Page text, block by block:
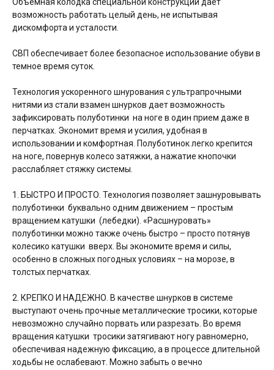
возможность работать целый день, не испытывая
дискомфорта и усталости.
СВП обеспечивает более безопасное использование обуви в
темное время суток.
Технология ускоренного шнурования с ультрапрочными
нитями из стали взамен шнурков дает возможность
зафиксировать полуботинки на ноге в один прием даже в
перчатках. Экономит время и усилия, удобная в
использовании и комфортная. Полуботинок легко крепится
на ноге, повернув колесо затяжки, а нажатие кнопочки
расслабляет стяжку системы.
1. БЫСТРО И ПРОСТО. Технология позволяет зашнуровывать
полуботинки буквально одним движением – простым
вращением катушки (лебедки). «Расшнуровать»
полуботинки можно также очень быстро – просто потянув
колесико катушки вверх. Вы экономите время и силы,
особенно в сложных погодных условиях – на морозе, в
толстых перчатках.
2. КРЕПКО И НАДЕЖНО. В качестве шнурков в системе
выступают очень прочные металлические тросики, которые
невозможно случайно порвать или разрезать. Во время
вращения катушки тросики затягивают ногу равномерно,
обеспечивая надежную фиксацию, а в процессе длительной
ходьбы не ослабевают. Можно забыть о вечно